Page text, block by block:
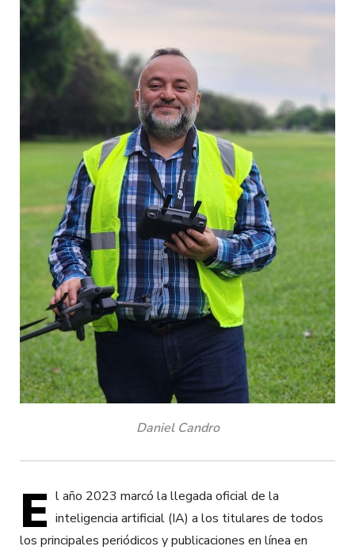
Daniel Candro
E l año 2023 marcó la llegada oficial de la
inteligencia artificial (IA) a los titulares de todos
los principales periódicos y publicaciones en línea en